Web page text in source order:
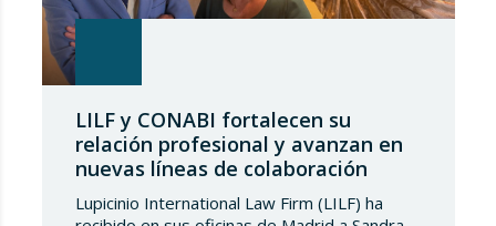
LILF y CONABI fortalecen su
relación profesional y avanzan en
nuevas líneas de colaboración
Lupicinio International Law Firm (LILF) ha